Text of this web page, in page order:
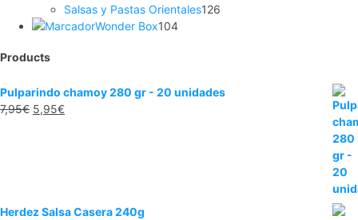
Salsas y Pastas Orientales126
Wonder Box104
Products
Pulparindo chamoy 280 gr - 20 unidades
7,95€ 5,95€
Herdez Salsa Casera 240g